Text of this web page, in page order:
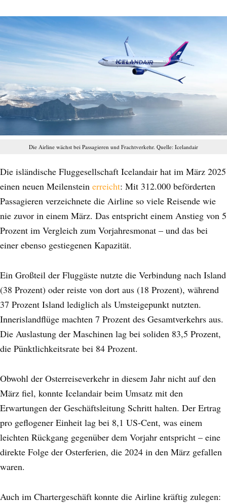
Die Airline wächst bei Passagieren und Frachtverkehr. Quelle: Icelandair
Die isländische Fluggesellschaft Icelandair hat im März 2025
einen neuen Meilenstein erreicht: Mit 312.000 beförderten
Passagieren verzeichnete die Airline so viele Reisende wie
nie zuvor in einem März. Das entspricht einem Anstieg von 5
Prozent im Vergleich zum Vorjahresmonat – und das bei
einer ebenso gestiegenen Kapazität.
Ein Großteil der Fluggäste nutzte die Verbindung nach Island
(38 Prozent) oder reiste von dort aus (18 Prozent), während
37 Prozent Island lediglich als Umsteigepunkt nutzten.
Innerislandflüge machten 7 Prozent des Gesamtverkehrs aus.
Die Auslastung der Maschinen lag bei soliden 83,5 Prozent,
die Pünktlichkeitsrate bei 84 Prozent.
Obwohl der Osterreiseverkehr in diesem Jahr nicht auf den
März fiel, konnte Icelandair beim Umsatz mit den
Erwartungen der Geschäftsleitung Schritt halten. Der Ertrag
pro geflogener Einheit lag bei 8,1 US-Cent, was einem
leichten Rückgang gegenüber dem Vorjahr entspricht – eine
direkte Folge der Osterferien, die 2024 in den März gefallen
waren.
Auch im Chartergeschäft konnte die Airline kräftig zulegen: